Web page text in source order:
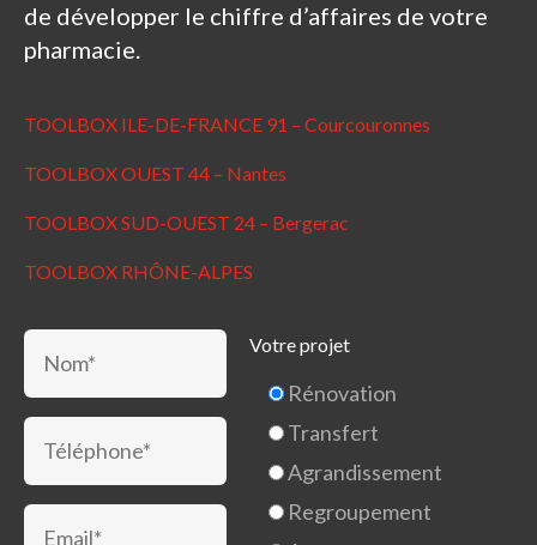
de développer le chiffre d’affaires de votre
pharmacie.
TOOLBOX ILE-DE-FRANCE 91 – Courcouronnes
TOOLBOX OUEST 44 – Nantes
TOOLBOX SUD-OUEST 24 – Bergerac
TOOLBOX RHÔNE-ALPES
Votre projet
Rénovation
Transfert
Agrandissement
Regroupement